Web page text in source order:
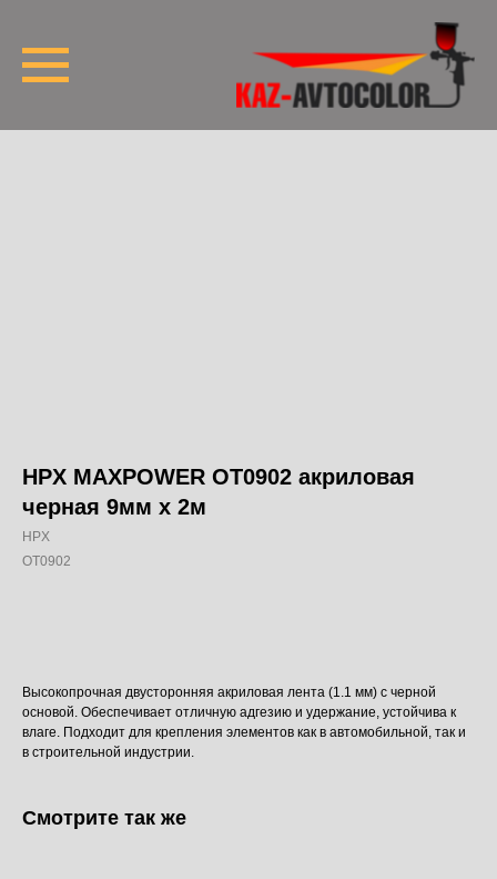
HPX MAXPOWER OT0902 акриловая
черная 9мм x 2м
HPX
OT0902
Высокопрочная двусторонняя акриловая лента (1.1 мм) с черной
основой. Обеспечивает отличную адгезию и удержание, устойчива к
влаге. Подходит для крепления элементов как в автомобильной, так и
в строительной индустрии.
Смотрите так же